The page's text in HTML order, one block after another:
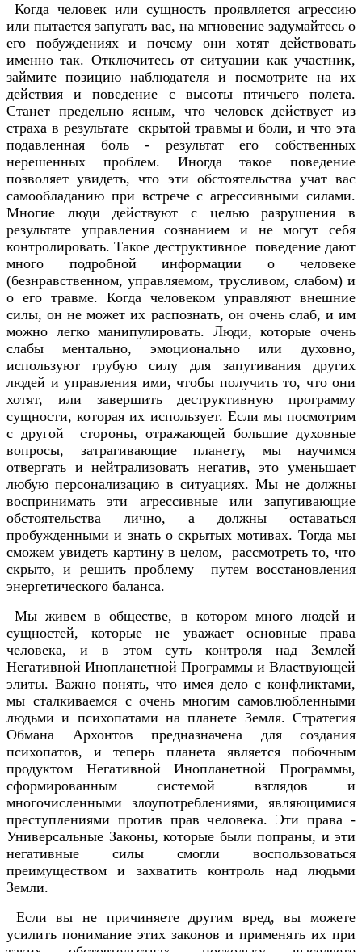
Когда человек или сущность проявляется агрессию
или пытается запугать вас, на мгновение задумайтесь о
его побуждениях и почему они хотят действовать
именно так. Отключитесь от ситуации как участник,
займите позицию наблюдателя и посмотрите на их
действия и поведение с высоты птичьего полета.
Станет предельно ясным, что человек действует из
страха в результате скрытой травмы и боли, и что эта
подавленная боль - результат его собственных
нерешенных проблем. Иногда такое поведение
позволяет увидеть, что эти обстоятельства учат вас
самообладанию при встрече с агрессивными силами.
Многие люди действуют с целью разрушения в
результате управления сознанием и не могут себя
контролировать. Такое деструктивное поведение дают
много подробной информации о человеке
(безнравственном, управляемом, трусливом, слабом) и
о его травме. Когда человеком управляют внешние
силы, он не может их распознать, он очень слаб, и им
можно легко манипулировать. Люди, которые очень
слабы ментально, эмоционально или духовно,
используют грубую силу для запугивания других
людей и управления ими, чтобы получить то, что они
хотят, или завершить деструктивную программу
сущности, которая их использует. Если мы посмотрим
с другой стороны, отражающей большие духовные
вопросы, затрагивающие планету, мы научимся
отвергать и нейтрализовать негатив, это уменьшает
любую персонализацию в ситуациях. Мы не должны
воспринимать эти агрессивные или запугивающие
обстоятельства лично, а должны оставаться
пробужденными и знать о скрытых мотивах. Тогда мы
сможем увидеть картину в целом, рассмотреть то, что
скрыто, и решить проблему путем восстановления
энергетического баланса.
Мы живем в обществе, в котором много людей и
сущностей, которые не уважает основные права
человека, и в этом суть контроля над Землей
Негативной Инопланетной Программы и Властвующей
элиты. Важно понять, что имея дело с конфликтами,
мы сталкиваемся с очень многим самовлюбленными
людьми и психопатами на планете Земля. Стратегия
Обмана Архонтов предназначена для создания
психопатов, и теперь планета является побочным
продуктом Негативной Инопланетной Программы,
сформированным системой взглядов и
многочисленными злоупотреблениями, являющимися
преступлениями против прав человека. Эти права -
Универсальные Законы, которые были попраны, и эти
негативные силы смогли воспользоваться
преимуществом и захватить контроль над людьми
Земли.
Если вы не причиняете другим вред, вы можете
усилить понимание этих законов и применять их при